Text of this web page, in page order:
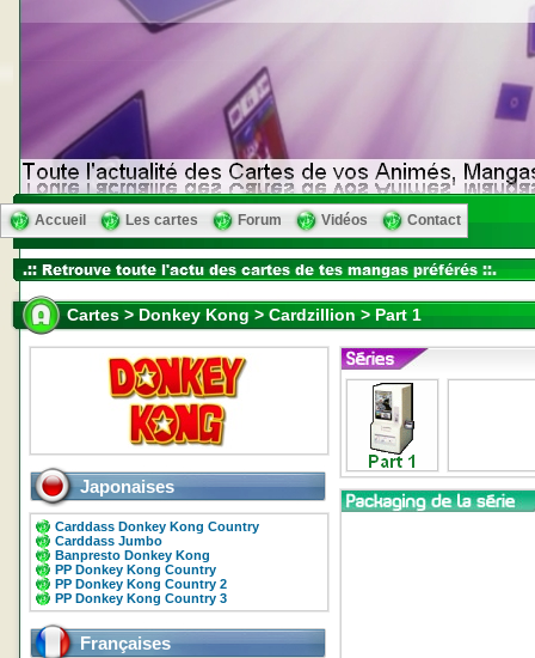
Accueil Les cartes Forum Vidéos Contact
Cartes > Donkey Kong > Cardzillion > Part 1
Japonaises
Carddass Donkey Kong Country
Carddass Jumbo
Banpresto Donkey Kong
PP Donkey Kong Country
PP Donkey Kong Country 2
PP Donkey Kong Country 3
Françaises